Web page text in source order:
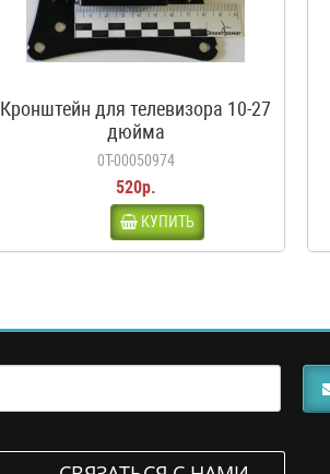
Кронштейн для телевизора 10-27
дюйма
0Т-00050974
520р.
КУПИТЬ